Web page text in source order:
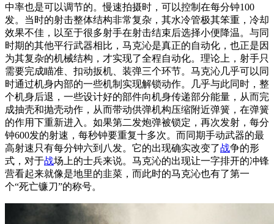
中率也是可以调节的。慢速拍摄时，可以控制在每分钟100
发。当时的射击整体结构非常复杂，其水冷管极其笨重，冷却
效果不佳，以至于很多射手在射击结束后选择小便降温。与同
时期的其他平行武器相比，马克沁是真正的自动化，也正是因
为其复杂的机械结构，才实现了全程自动化。理论上，射手只
需要完成瞄准、扣动扳机、装弹三个环节。马克沁几乎可以同
时通过机身内部的一些机制实现解锁动作。几乎与此同时，整
个机身后退，一些设计好的部件向机身传递部分能量，从而完
成抽壳和抛壳动作，从而带动供弹机构压缩附近弹簧，在弹簧
的作用下重新进入。如果第二发炮弹被锁定，再次发射，每分
钟600发的射速，每秒钟要重复十多次。而同期手动武器的最
高射速只有每分钟六到八发。它的出现确实改变了战争的形
式，对于战场上的士兵来说。马克沁的出现让一字排开的冲锋
营看起来就像是地里的韭菜，而此时的马克沁也有了第一
个“死亡镰刀”的称号。